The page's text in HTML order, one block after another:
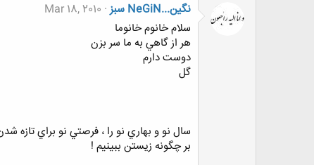
نگين...NeGiN سبز
Mar 18, 2010
سلام خانوم خانوما
هر از گاهي به ما سر بزن
دوست دارم
گل
سال نو و بهاري نو را ، فرصتي نو براي تازه
بر چگونه زيستن ببينيم !